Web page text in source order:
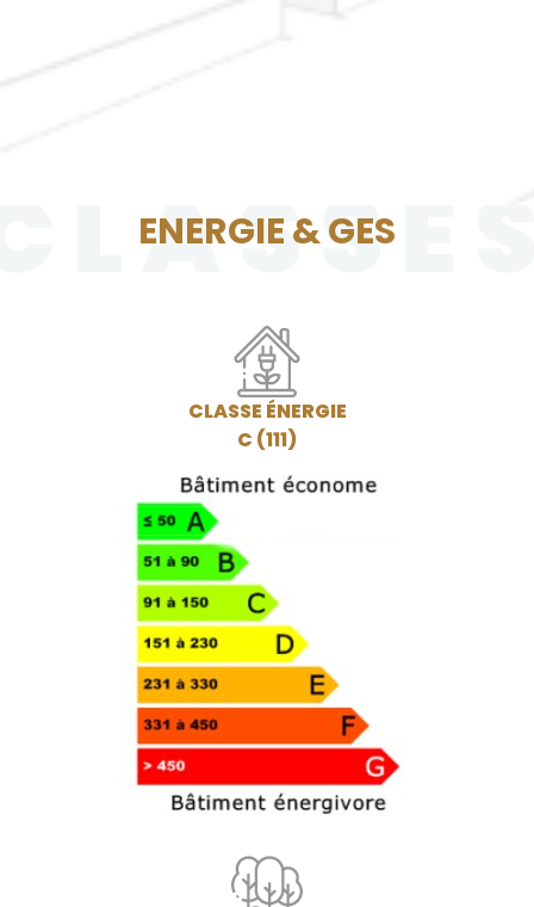
ENERGIE & GES
CLASSE ÉNERGIE
C (111)